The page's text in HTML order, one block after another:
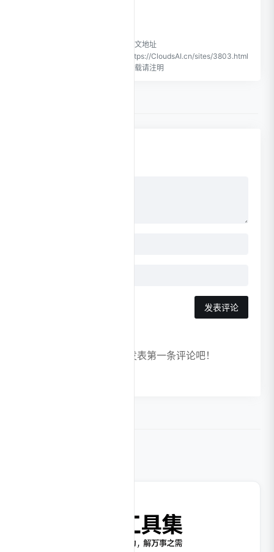
本文地址
https://CloudsAI.cn/sites/3803.html
转载请注明
发表评论
暂无评论，快来发表第一条评论吧！